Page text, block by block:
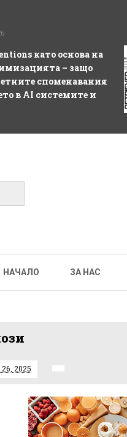
като основа на
– защо
споменавания
в AI системите и
НАЧАЛО ЗА НАС
2025